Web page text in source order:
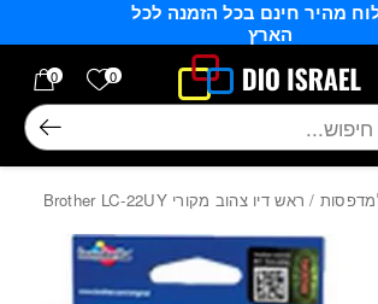
מהיר חינם בכל הזמנה לכל
הארץ
0 הרשימה
0
/ ראש דיו צהוב מקורי Brother LC-22UY